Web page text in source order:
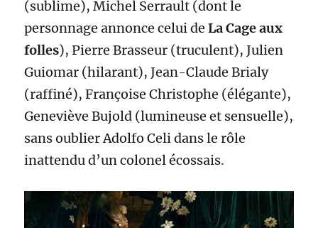
(sublime), Michel Serrault (dont le
personnage annonce celui deLa Cage aux
folles), Pierre Brasseur (truculent), Julien
Guiomar (hilarant), Jean-Claude Brialy
(raffiné), Françoise Christophe (élégante),
Geneviève Bujold (lumineuse et sensuelle),
sans oublier Adolfo Celi dans le rôle
inattendu d’un colonel écossais.